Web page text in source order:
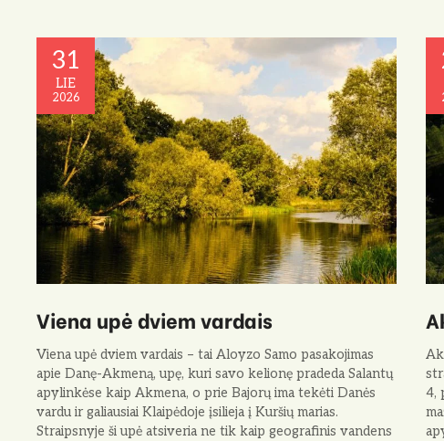
31
LIE
2026
Viena upė dviem vardais
Viena upė dviem vardais – tai Aloyzo Samo pasakojimas
apie Danę-Akmeną, upę, kuri savo kelionę pradeda Salantų
apylinkėse kaip Akmena, o prie Bajorų ima tekėti Danės
vardu ir galiausiai Klaipėdoje įsilieja į Kuršių marias.
Straipsnyje ši upė atsiveria ne tik kaip geografinis vandens
4,